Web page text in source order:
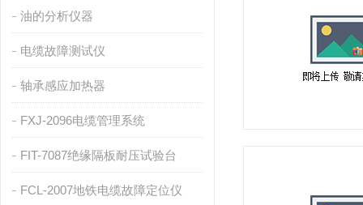
油的分析仪器
电缆故障测试仪
轴承感应加热器
FXJ-2096电缆管理系统
FIT-7087绝缘隔板耐压试验台
FCL-2007地铁电缆故障定位仪